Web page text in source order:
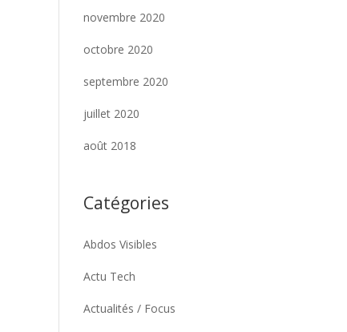
novembre 2020
octobre 2020
septembre 2020
juillet 2020
août 2018
Catégories
Abdos Visibles
Actu Tech
Actualités / Focus